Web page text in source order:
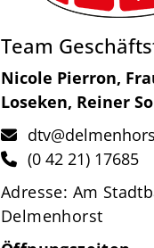
Team
Nicole Pierron,
Loseken, Reiner
(0 42 21) 17685
Adresse: Am
Delmenhorst